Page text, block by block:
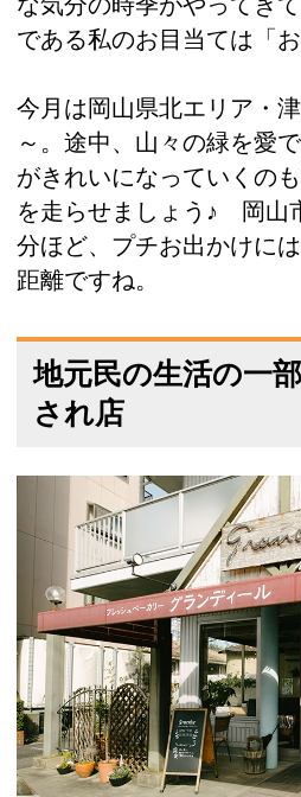
である私のお目当ては「
今月は岡山県北エリア・
～。途中、山々の緑を愛
がきれいになっていくの
を走らせましょう♪ 岡山
分ほど、プチお出かけに
距離ですね。
地元民の生活の一
され店